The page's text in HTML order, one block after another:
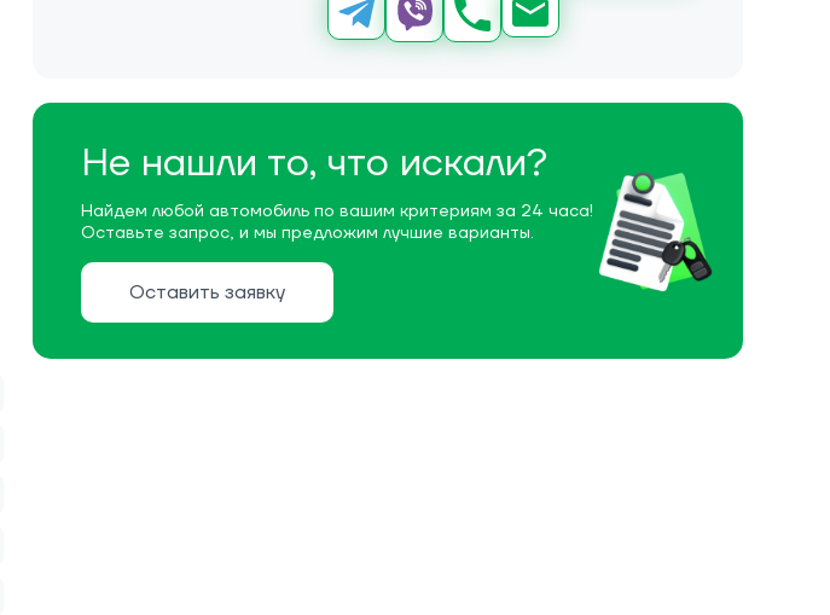
Не нашли то, что искали?
Найдем любой автомобиль по вашим критериям за 24 часа!
Оставьте запрос, и мы предложим лучшие варианты.
Оставить заявку